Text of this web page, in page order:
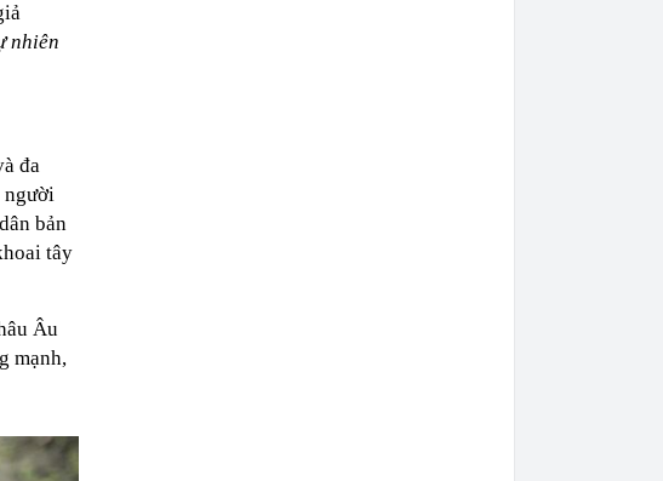
nhiên
đa
người
bản
tây
Âu
mạnh,